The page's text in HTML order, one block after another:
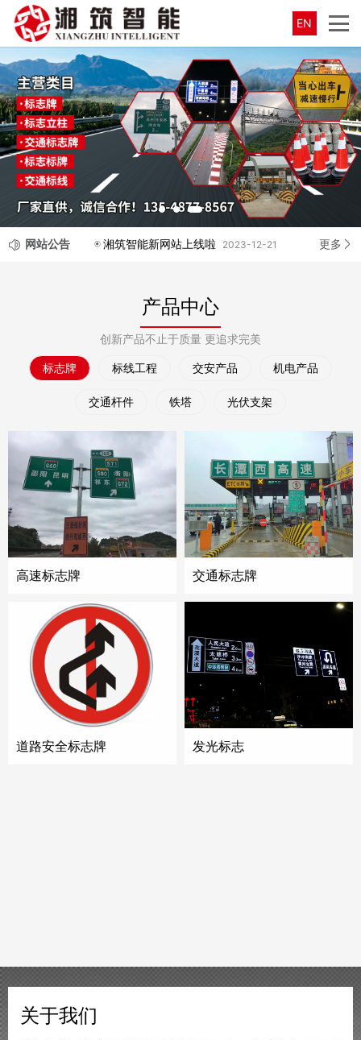
EN
网站公告 湘筑智能新网站上线啦 2023-12-21 更多
产品中心
创新产品不止于质量 更追求完美
标志牌 标线工程 交安产品 机电产品
交通杆件 铁塔 光伏支架
高速标志牌 交通标志牌
道路安全标志牌 发光标志
关于我们